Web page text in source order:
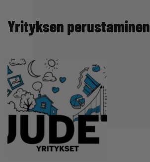
Yrityksen perustaminen